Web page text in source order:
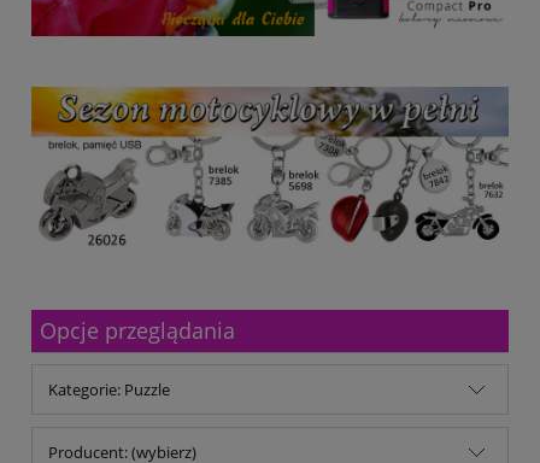
Denix
drekker
Emeko
Fol-Plast
Fruit Of The Loom
Fruit Of The Loom
Glasmark
Grand
Heri
Malfini
Michalczyk & Prokop
Mitsubishi Company
MM Kwidzyń Sp. z o.o.
Mondi
No name
Opcje przeglądania
Kategorie: Puzzle
Producent: (wybierz)